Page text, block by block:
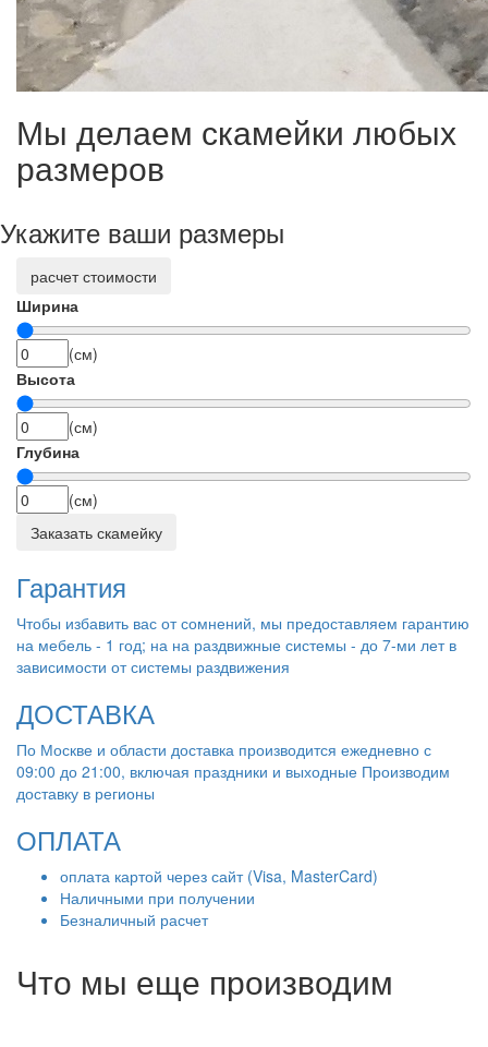
Мы делаем скамейки любых
размеров
Укажите ваши размеры
расчет стоимости
Ширина
(см)
Высота
(см)
Глубина
(см)
Заказать скамейку
Гарантия
Чтобы избавить вас от сомнений, мы предоставляем гарантию
на мебель - 1 год; на на раздвижные системы - до 7-ми лет в
зависимости от системы раздвижения
ДОСТАВКА
По Москве и области доставка производится ежедневно с
09:00 до 21:00, включая праздники и выходные Производим
доставку в регионы
ОПЛАТА
оплата картой через сайт (Visa, MasterCard)
Наличными при получении
Безналичный расчет
Что мы еще производим